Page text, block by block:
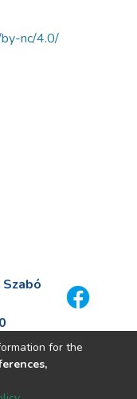
nc/4.0/
for the